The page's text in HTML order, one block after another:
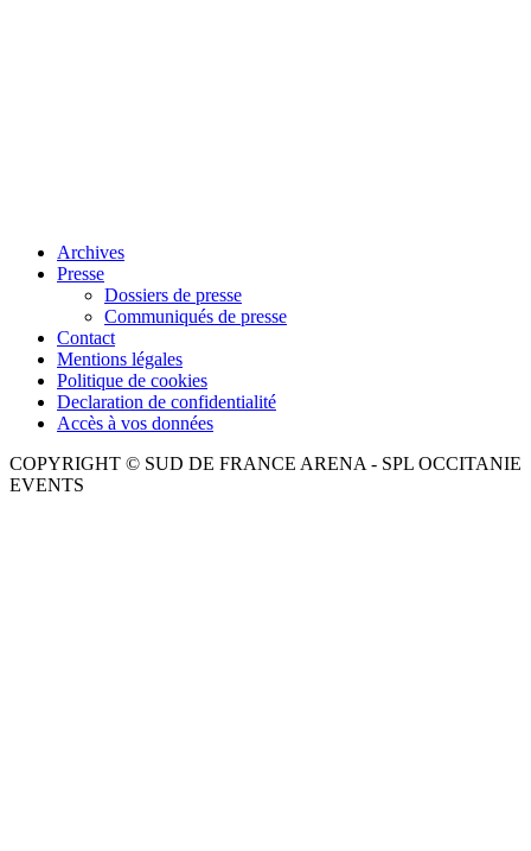
Archives
Presse
Dossiers de presse
Communiqués de presse
Contact
Mentions légales
Politique de cookies
Declaration de confidentialité
Accès à vos données
COPYRIGHT © SUD DE FRANCE ARENA - SPL OCCITANIE
EVENTS